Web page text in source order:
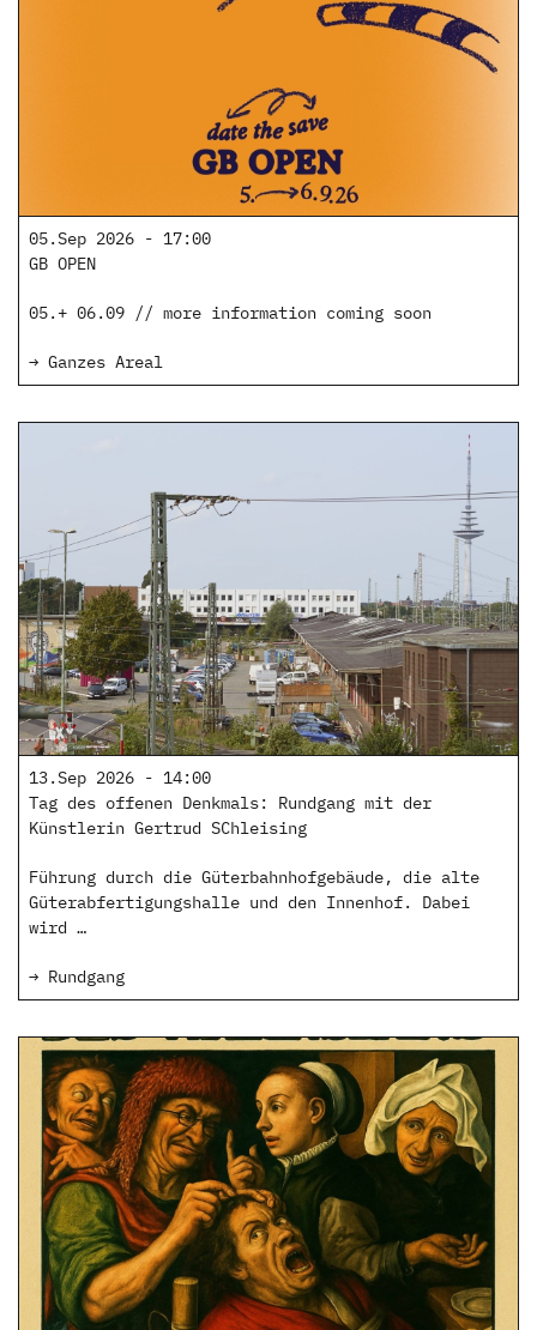
05.Sep 2026 - 17:00
GB OPEN
05.+ 06.09 // more information coming soon
→ Ganzes Areal
13.Sep 2026 - 14:00
Tag des offenen Denkmals: Rundgang mit der
Künstlerin Gertrud SChleising
Führung durch die Güterbahnhofgebäude, die alte
Güterabfertigungshalle und den Innenhof. Dabei
wird …
→ Rundgang